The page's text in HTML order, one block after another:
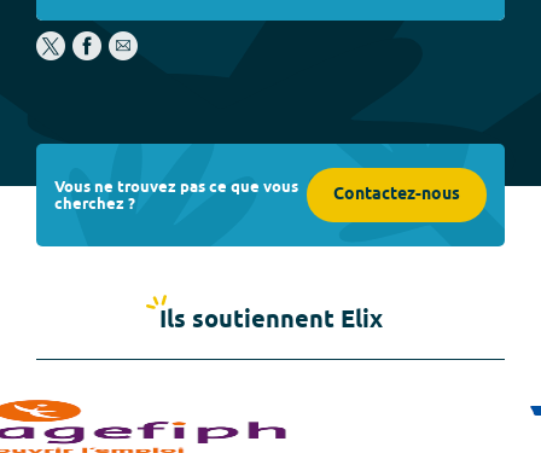
Vous ne trouvez pas ce que vous
cherchez ? Contactez-nous
Ils soutiennent Elix